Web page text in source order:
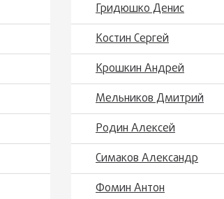
Гридюшко Денис
Костин Сергей
Крошкин Андрей
Мельников Дмитрий
Родин Алексей
Симаков Александр
Фомин Антон